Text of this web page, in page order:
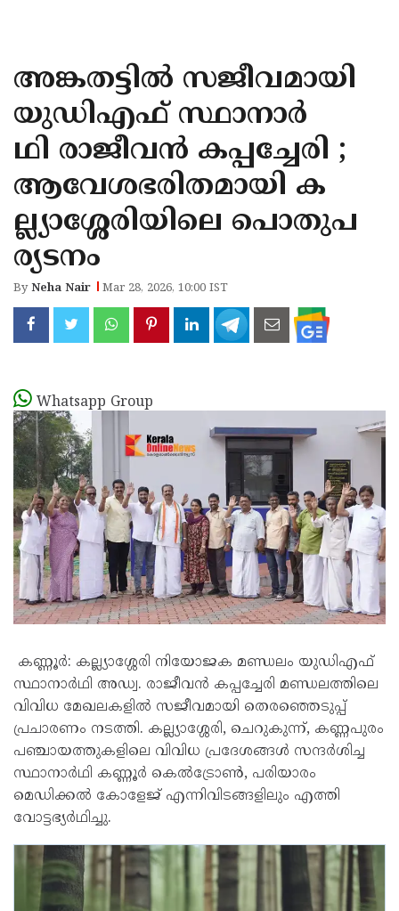
KANNUR
KASARAGOD
അ​ങ്കതട്ടിൽ സജീവമായി
യുഡിഎഫ് സ്ഥാനാർ
ഥി രാജീവൻ കപ്പച്ചേരി ;
ആവേശഭരിതമായി ക
ല്ല്യാശ്ശേരിയിലെ പൊതുപ
ര്യടനം
ByNeha Nair Mar 28, 2026, 10:00 IST
Whatsapp Group
കണ്ണൂർ: കല്ല്യാശ്ശേരി നിയോജക മണ്ഡലം യുഡിഎഫ്
സ്ഥാനാർഥി അഡ്വ. രാജീവൻ കപ്പച്ചേരി മണ്ഡലത്തിലെ
വിവിധ മേഖലകളിൽ സജീവമായി തെരഞ്ഞെടുപ്പ്
പ്രചാരണം നടത്തി. കല്ല്യാശ്ശേരി, ചെറുകുന്ന്, കണ്ണപുരം
പഞ്ചായത്തുകളിലെ വിവിധ പ്രദേശങ്ങൾ സന്ദർശിച്ച
സ്ഥാനാർഥി കണ്ണൂർ കെൽട്രോൺ, പരിയാരം
മെഡിക്കൽ കോളേജ് എന്നിവിടങ്ങളിലും എത്തി
വോട്ടഭ്യർഥിച്ചു.